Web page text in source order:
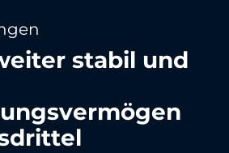
stabil und